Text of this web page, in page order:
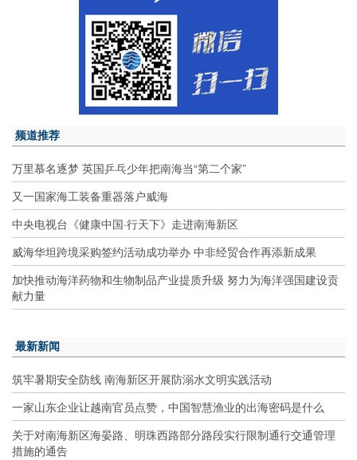
频道推荐
万里慕名逐梦 英国乒乓少年把南海当“第二个家”
又一国家海工装备重器落户威海
中央电视台《健康中国·行天下》走进南海新区
威海华坦跨境采购签约活动成功举办 中非经贸合作再添新成果
加快推动海洋药物和生物制品产业提质升级 努力为海洋强国建设贡
献力量
最新新闻
筑牢暑期安全防线 南海新区开展防溺水文明实践活动
一家山东企业让越南官员点赞，中国智慧渔业的出海密码是什么
关于对南海新区海晏路、明珠西路部分路段实行限制通行交通管理
措施的通告